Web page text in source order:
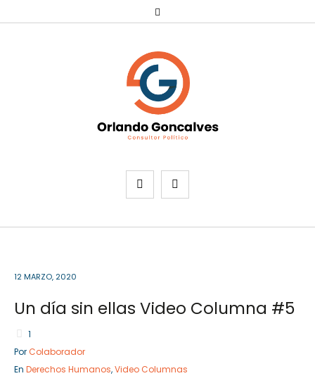
12 MARZO, 2020
Un día sin ellas Video Columna #5
1
Por Colaborador
En Derechos Humanos,Video Columnas